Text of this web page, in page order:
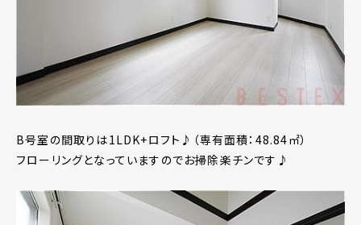
B号室の間取りは1LDK+ロフト♪（専有面積：48.84㎡）
フローリングとなっていますのでお掃除楽チンです♪